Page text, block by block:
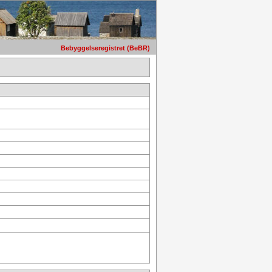
Bebyggelseregistret (BeBR)